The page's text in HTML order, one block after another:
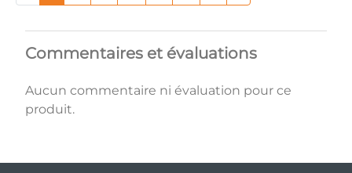
Commentaires et évaluations
Aucun commentaire ni évaluation pour ce
produit.